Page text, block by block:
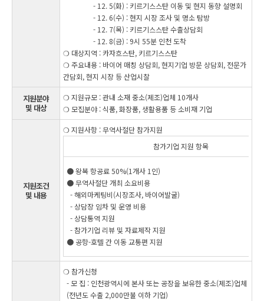
- 12. 5(화) : 키르기스스탄 이동 및 현지 동향 설명회
- 12. 6(수) : 현지 시장 조사 및 명소 탐방
- 12. 7(목) : 키르기스스탄 수출상담회
- 12. 8(금) : 9시 55분 인천 도착
❍ 대상지역 : 카자흐스탄, 키르기스스탄
❍ 주요내용 : 바이어 매칭 상담회, 현지기업 방문 상담회, 전문가
간담회, 현지 시장 등 산업시찰
지원분야
및 대상
❍ 지원규모 : 관내 소재 중소(제조)업체 10개사
❍ 모집분야 : 식품, 화장품, 생활용품 등 소비재 기업
지원조건
및 내용
❍ 지원사항 : 무역사절단 참가지원
참가기업 지원 항목
● 왕복 항공료 50%(1개사 1인)
● 무역사절단 개최 소요비용
- 해외마케팅비(시장조사, 바이어발굴)
- 상담장 임차 및 운영 비용
- 상담통역 지원
- 참가기업 리뷰 및 자료제작 지원
● 공항-호텔 간 이동 교통편 지원
❍ 참가신청
- 모 집 : 인천광역시에 본사 또는 공장을 보유한 중소(제조)업체
(전년도 수출 2,000만불 이하 기업)